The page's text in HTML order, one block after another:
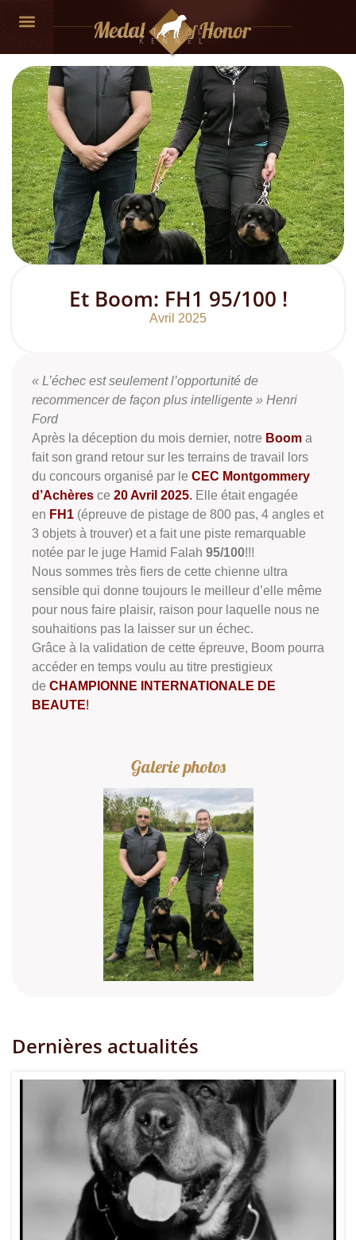
ROTTWEILER
KENNEL
Et Boom: FH1 95/100 !
Avril 2025
« L’échec est seulement l’opportunité de
recommencer de façon plus intelligente » Henri
Ford
Après la déception du mois dernier, notre Boom a
fait son grand retour sur les terrains de travail lors
du concours organisé par le CEC Montgommery
d’Achères ce 20 Avril 2025. Elle était engagée
en FH1 (épreuve de pistage de 800 pas, 4 angles et
3 objets à trouver) et a fait une piste remarquable
notée par le juge Hamid Falah 95/100!!!
Nous sommes très fiers de cette chienne ultra
sensible qui donne toujours le meilleur d’elle même
pour nous faire plaisir, raison pour laquelle nous ne
souhaitions pas la laisser sur un échec.
Grâce à la validation de cette épreuve, Boom pourra
accéder en temps voulu au titre prestigieux
de CHAMPIONNE INTERNATIONALE DE
BEAUTE!
Dernières actualités